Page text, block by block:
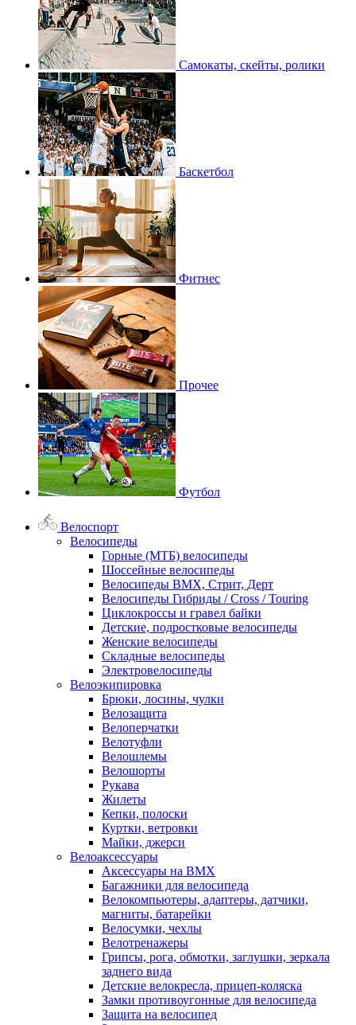
Самокаты, скейты, ролики
Баскетбол
Фитнес
Прочее
Футбол
Велоспорт
Велосипеды
Горные (МТБ) велосипеды
Шоссейные велосипеды
Велосипеды BMX, Стрит, Дерт
Велосипеды Гибриды / Cross / Touring
Циклокроссы и гравел байки
Детские, подростковые велосипеды
Женские велосипеды
Складные велосипеды
Электровелосипеды
Велоэкипировка
Брюки, лосины, чулки
Велозащита
Велоперчатки
Велотуфли
Велошлемы
Велошорты
Рукава
Жилеты
Кепки, полоски
Куртки, ветровки
Майки, джерси
Велоаксессуары
Аксессуары на BMX
Багажники для велосипеда
Велокомпьютеры, адаптеры, датчики,
магниты, батарейки
Велосумки, чехлы
Велотренажеры
Грипсы, рога, обмотки, заглушки, зеркала
заднего вида
Детские велокресла, прицеп-коляска
Замки противоугонные для велосипеда
Защита на велосипед